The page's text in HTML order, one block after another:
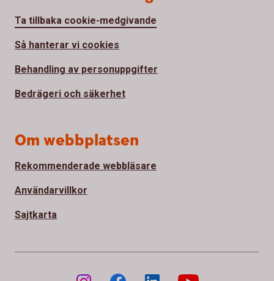
Ta tillbaka cookie-medgivande
Så hanterar vi cookies
Behandling av personuppgifter
Bedrägeri och säkerhet
Om webbplatsen
Rekommenderade webbläsare
Användarvillkor
Sajtkarta